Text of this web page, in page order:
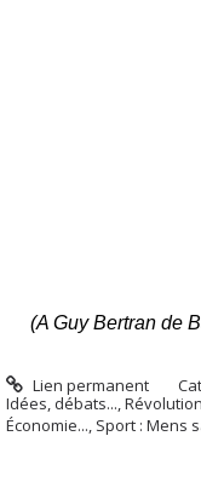
(A Guy Bertran de
Lien permanent
Idées, débats...,
Économie..., Sport : Mens